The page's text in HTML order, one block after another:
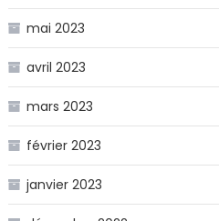
mai 2023
avril 2023
mars 2023
février 2023
janvier 2023